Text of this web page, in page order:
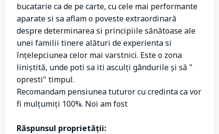
bucatarie ca de pe carte, cu cele mai performante
aparate si sa aflam o poveste extraordinară
despre determinarea si principiile sănătoase ale
unei familii tinere alături de experienta si
înțelepciunea celor mai varstnici. Este o zona
liniștită, unde poti sa iti asculți gândurile și să "
opresti" timpul.
Recomandam pensiunea tuturor cu credinta ca vor
fi mulțumiți 100%. Noi am fost
Răspunsul proprietății: